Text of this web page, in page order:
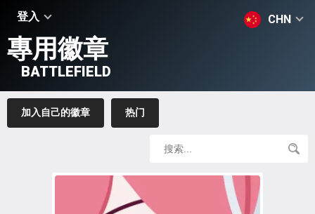
登入 CHN
專用徽章
BATTLEFIELD
加入自己的徽章 热门